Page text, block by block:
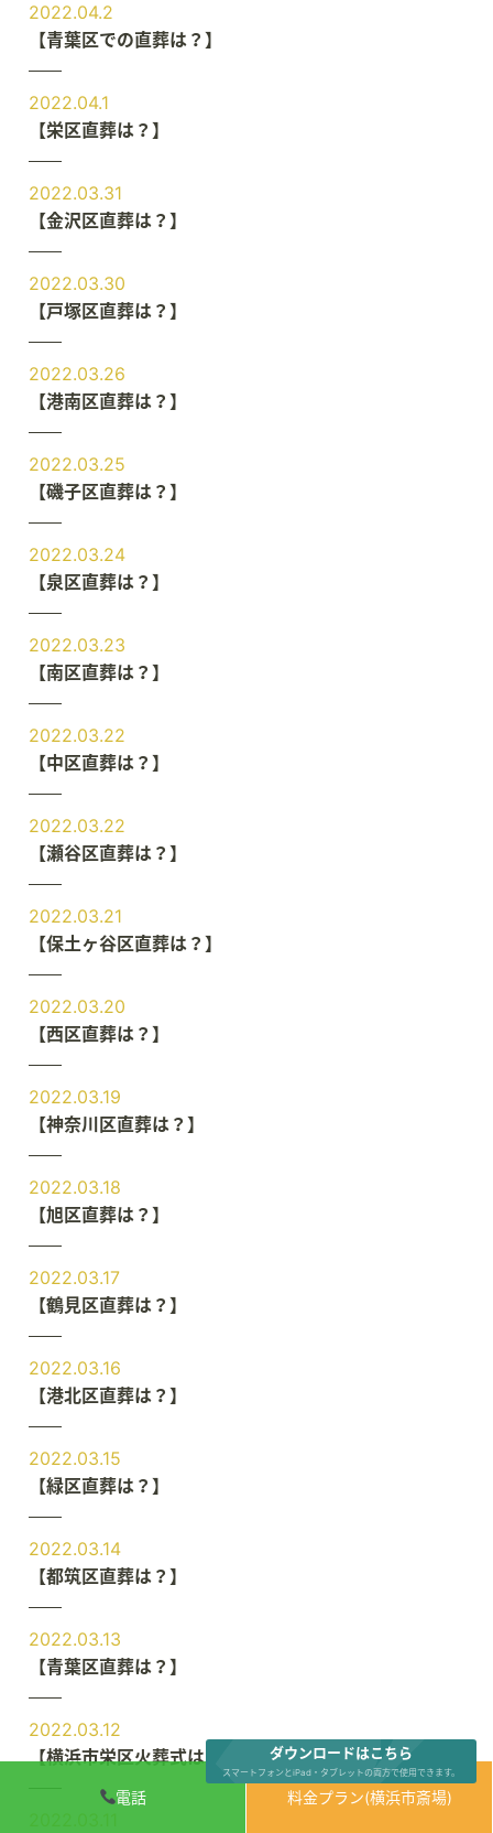
電話 料金プラン(横浜市斎場)
ダウンロードはこちら
スマートフォンとiPad・タブレットの両方で使用できます。
2022.04.2
【青葉区での直葬は？】
2022.04.1
【栄区直葬は？】
2022.03.31
【金沢区直葬は？】
2022.03.30
【戸塚区直葬は？】
2022.03.26
【港南区直葬は？】
2022.03.25
【磯子区直葬は？】
2022.03.24
【泉区直葬は？】
2022.03.23
【南区直葬は？】
2022.03.22
【中区直葬は？】
2022.03.22
【瀬谷区直葬は？】
2022.03.21
【保土ヶ谷区直葬は？】
2022.03.20
【西区直葬は？】
2022.03.19
【神奈川区直葬は？】
2022.03.18
【旭区直葬は？】
2022.03.17
【鶴見区直葬は？】
2022.03.16
【港北区直葬は？】
2022.03.15
【緑区直葬は？】
2022.03.14
【都筑区直葬は？】
2022.03.13
【青葉区直葬は？】
2022.03.12
【横浜市栄区火葬式は？】